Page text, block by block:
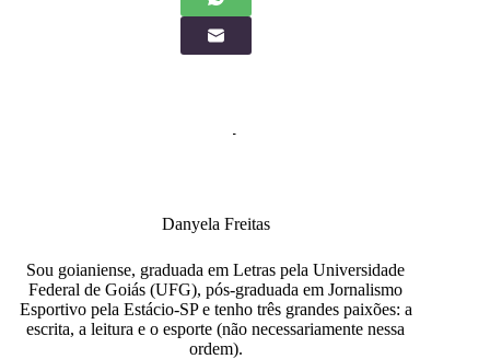
Danyela Freitas
Sou goianiense, graduada em Letras pela Universidade
Federal de Goiás (UFG), pós-graduada em Jornalismo
Esportivo pela Estácio-SP e tenho três grandes paixões: a
escrita, a leitura e o esporte (não necessariamente nessa
ordem).